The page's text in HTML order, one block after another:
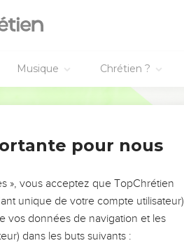
Musique Chrétien ?
on voit
sont
pour nous
», vous acceptez que TopChrétien
unique de votre compte utilisateur)
vos données de navigation et les
dans les buts suivants :